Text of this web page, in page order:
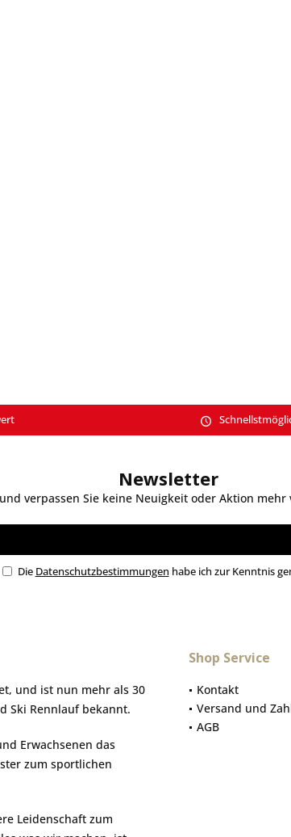
Newsletter
verpassen Sie keine Neuigkeit oder Aktion
Die Datenschutzbestimmungen habe ich zur Kenntnis
und ist nun mehr als 30
Ski Rennlauf bekannt.
Erwachsenen das
zum sportlichen
Leidenschaft zum
Shop Service
Kontakt
Versand und
AGB